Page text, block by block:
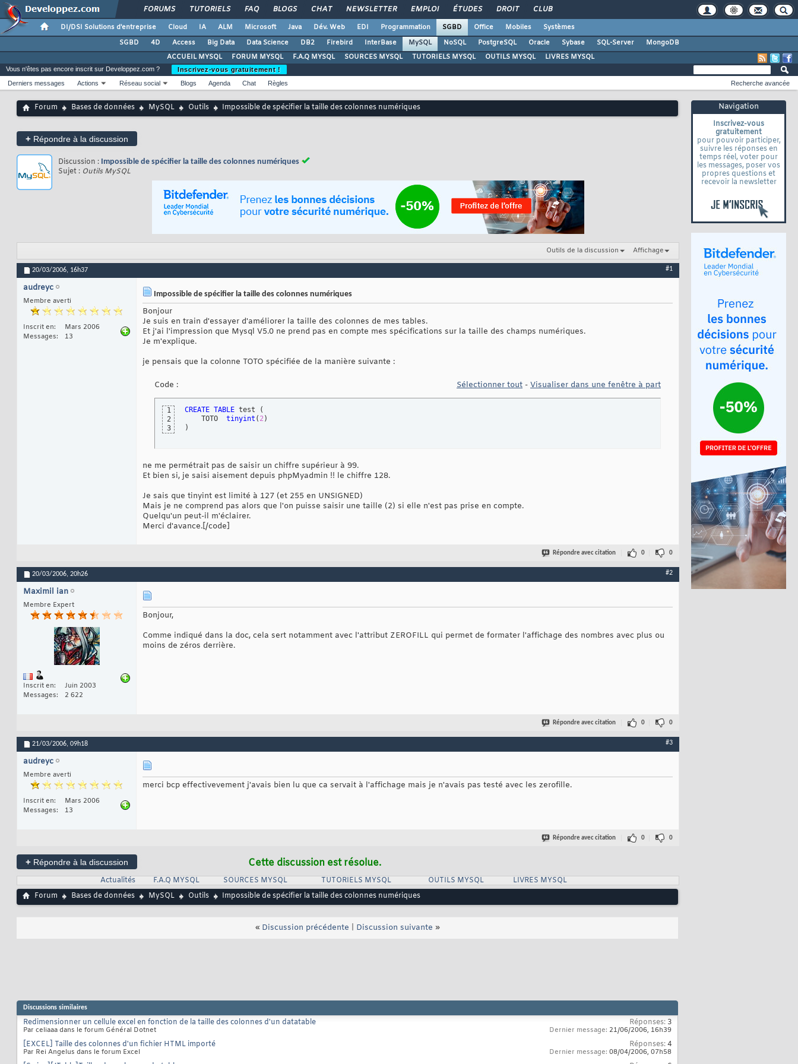
FORUMS TUTORIELS FAQ BLOGS CHAT NEWSLETTER EMPLOI ÉTUDES DROIT CLUB
DI/DSI Solutions d'entreprise Cloud IA ALM Microsoft Java Dév. Web EDI Programmation SGBD Office Mobiles
Systèmes
SGBD
4D Access Big Data Data Science DB2 Firebird InterBase MySQL NoSQL PostgreSQL Oracle Sybase SQL-Server
MongoDB
ACCUEIL MYSQL
FORUM MYSQL F.A.Q MYSQL SOURCES MYSQL TUTORIELS MYSQL OUTILS MYSQL LIVRES MYSQL
Navigation
Inscrivez-vous
gratuitement
pour pouvoir participer,
suivre les réponses en
temps réel, voter pour
les messages, poser vos
propres questions et
recevoir la newsletter
Vous n'êtes pas encore inscrit sur Developpez.com ?
Inscrivez-vous gratuitement !
Derniers messages
Actions Réseau social Blogs Agenda Chat Règles Recherche avancée
Forum Bases de données MySQL Outils Impossible de spécifier la taille des colonnes numériques
+ Répondre à la discussion
Discussion : Impossible de spécifier la taille des colonnes numériques
Sujet : Outils MySQL
Outils de la discussion Affichage
20/03/2006, 16h37 #1
audreyc
Membre averti
Inscrit en
Mars 2006
Messages
13
Impossible de spécifier la taille des colonnes numériques
Bonjour
Je suis en train d'essayer d'améliorer la taille des colonnes de mes tables.
Et j'ai l'impression que Mysql V5.0 ne prend pas en compte mes spécifications sur la taille des champs numériques.
Je m'explique.
je pensais que la colonne TOTO spécifiée de la manière suivante :
Code : Sélectionner tout - Visualiser dans une fenêtre à part
1
2
3
CREATE TABLE test
(
    TOTO
tinyint ( 2)
)
ne me permétrait pas de saisir un chiffre supérieur à 99.
Et bien si, je saisi aisement depuis phpMyadmin !! le chiffre 128.
Je sais que tinyint est limité à 127 (et 255 en UNSIGNED)
Mais je ne comprend pas alors que l'on puisse saisir une taille (2) si elle n'est pas prise en compte.
Quelqu'un peut-il m'éclairer.
Merci d'avance.[/code]
Répondre avec citation 0 0
20/03/2006, 20h26 #2
Maximil ian
Membre Expert
Inscrit en
Juin 2003
Messages
2 622
Bonjour,
Comme indiqué dans la doc, cela sert notamment avec l'attribut ZEROFILL qui permet de formater l'affichage des nombres avec plus ou
moins de zéros derrière.
Répondre avec citation 0 0
21/03/2006, 09h18 #3
audreyc
Membre averti
Inscrit en
Mars 2006
Messages
13
merci bcp effectivevement j'avais bien lu que ca servait à l'affichage mais je n'avais pas testé avec les zerofille.
Répondre avec citation 0 0
+ Répondre à la discussion Cette discussion est résolue.
Actualités F.A.Q MYSQL SOURCES MYSQL TUTORIELS MYSQL OUTILS MYSQL
LIVRES MYSQL
Forum
Bases de données MySQL Outils Impossible de spécifier la taille des colonnes numériques
« Discussion précédente Discussion suivante »
Discussions similaires
Redimensionner un cellule excel en fonction de la taille des colonnes d'un datatable
Par celiaaa dans le forum Général Dotnet
Réponses: 3
Dernier message: 21/06/2006, 16h39
[EXCEL] Taille des colonnes d'un fichier HTML importé
Par Rei Angelus dans le forum Excel
Réponses:4
Dernier message: 08/04/2006, 07h58